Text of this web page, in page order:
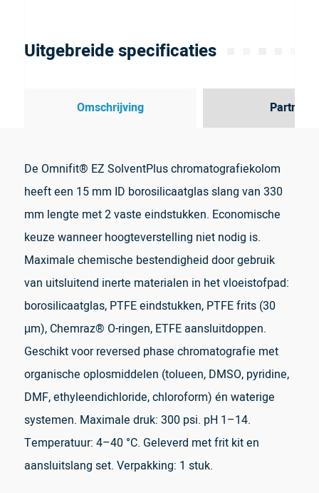
Uitgebreide specificaties
Omschrijving Partner
De Omnifit® EZ SolventPlus chromatografiekolom
heeft een 15 mm ID borosilicaatglas slang van 330
mm lengte met 2 vaste eindstukken. Economische
keuze wanneer hoogteverstelling niet nodig is.
Maximale chemische bestendigheid door gebruik
van uitsluitend inerte materialen in het vloeistofpad:
borosilicaatglas, PTFE eindstukken, PTFE frits (30
µm), Chemraz® O-ringen, ETFE aansluitdoppen.
Geschikt voor reversed phase chromatografie met
organische oplosmiddelen (tolueen, DMSO, pyridine,
DMF, ethyleendichloride, chloroform) én waterige
systemen. Maximale druk: 300 psi. pH 1–14.
Temperatuur: 4–40 °C. Geleverd met frit kit en
aansluitslang set. Verpakking: 1 stuk.